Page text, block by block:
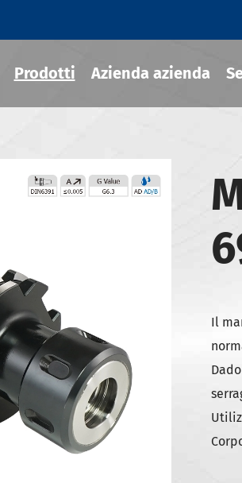
Prodotti
termoretraibile
JIS B 6339-BT
JIS B 6339-BBT
JIS B 6339-NBT
DIN 69871-SK
DIN 69871-ISO
ANSI B5.50 SCAT/CAT
(ISO 12164) HSK-A portautensili
Azienda azienda
Il